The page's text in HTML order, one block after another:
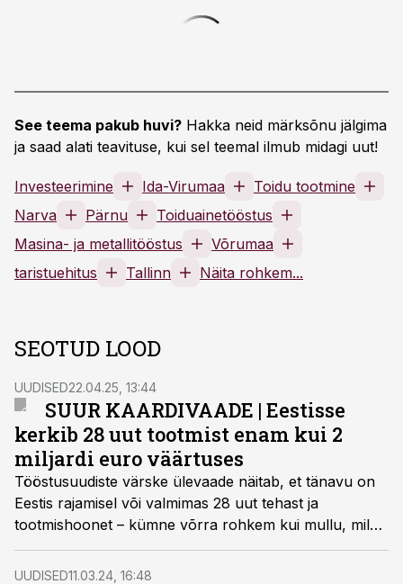
See teema pakub huvi? Hakka neid märksõnu jälgima
ja saad alati teavituse, kui sel teemal ilmub midagi uut!
Investeerimine Ida-Virumaa
Toidu tootmine
Narva
Pärnu
Toiduainetööstus
Masina- ja metallitööstus
Võrumaa
taristuehitus
Tallinn Näita rohkem...
SEOTUD LOOD
UUDISED22.04.25, 13:44
SUUR KAARDIVAADE | Eestisse
kerkib 28 uut tootmist enam kui 2
miljardi euro väärtuses
Tööstusuudiste värske ülevaade näitab, et tänavu on
Eestis rajamisel või valmimas 28 uut tehast ja
tootmishoonet – kümne võrra rohkem kui mullu, mil
kaardile jõudis 18 tootmist.
UUDISED11.03.24, 16:48